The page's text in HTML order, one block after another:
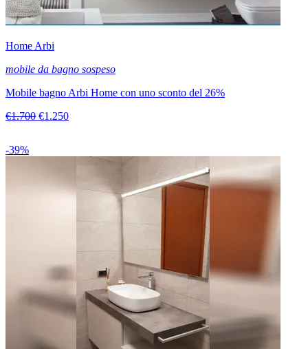
Home Arbi
mobile da bagno sospeso
Mobile bagno Arbi Home con uno sconto del 26%
€1.700 €1.250
-39%